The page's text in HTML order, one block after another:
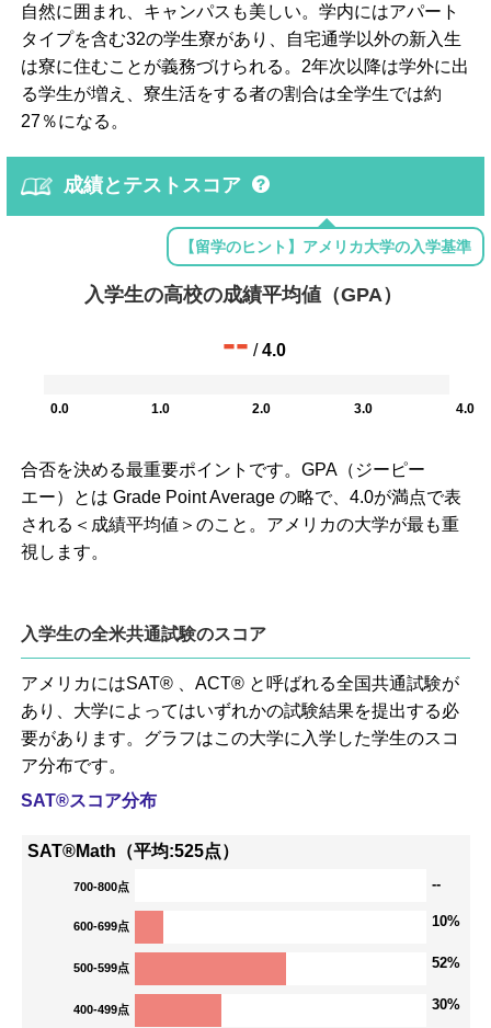
自然に囲まれ、キャンパスも美しい。学内にはアパート
タイプを含む32の学生寮があり、自宅通学以外の新入生
は寮に住むことが義務づけられる。2年次以降は学外に出
る学生が増え、寮生活をする者の割合は全学生では約
27％になる。
成績とテストスコア
【留学のヒント】アメリカ大学の入学基準
入学生の高校の成績平均値（GPA）
-- /4.0
0.0 1.0 2.0 3.0 4.0
合否を決める最重要ポイントです。GPA（ジーピー
エー）とは Grade Point Average の略で、4.0が満点で表
される＜成績平均値＞のこと。アメリカの大学が最も重
視します。
入学生の全米共通試験のスコア
アメリカにはSAT® 、ACT® と呼ばれる全国共通試験が
あり、大学によってはいずれかの試験結果を提出する必
要があります。グラフはこの大学に入学した学生のスコ
ア分布です。
SAT®スコア分布
SAT®Math（平均:525点）
700-800点 --
600-699点 10%
500-599点 52%
400-499点 30%